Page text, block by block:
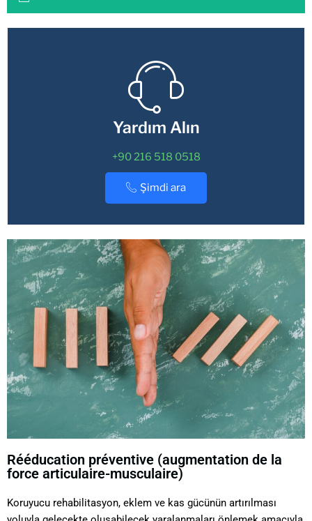
Yardım Alın
+90 216 518 0518
Şimdi ara
Rééducation préventive (augmentation de la
force articulaire-musculaire)
Koruyucu rehabilitasyon, eklem ve kas gücünün artırılması